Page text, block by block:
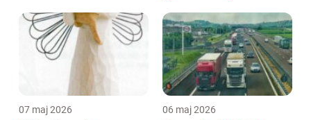
07 maj 2026 06 maj 2026